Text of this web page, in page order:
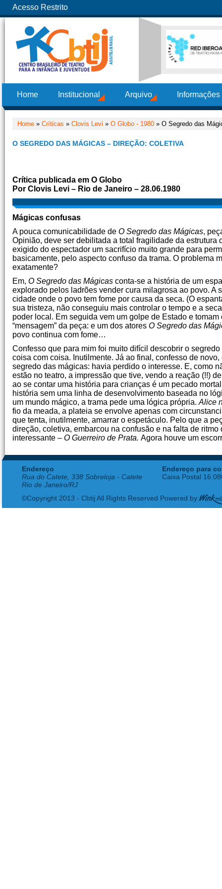
Acesso Restrito
Home Institucional Arquivo
Home » Críticas » Clovis Levi » O Globo - 1980 » O Segredo das
O SEGREDO DAS MÁGICAS – DIREÇÃO: COLETIVA
Crítica publicada em O Globo
Por Clovis Levi – Rio de Janeiro – 28.06.1980
Mágicas confusas
A pouca comunicabilidade de O Segredo das Mágicas,
Opinião, deve ser debilitada a total fragilidade da
exigido do espectador um sacrifício muito grande para
basicamente, pelo aspecto confuso da trama. O problema
exatamente?
Em, O Segredo das Mágicas conta-se a história de um
explorado pelos ladrões vender cura milagrosa ao povo. A
cidade onde o povo tem fome por causa da seca. (O
sua tristeza, não conseguiu mais controlar o tempo e a
poder local. Em seguida vem um golpe de Estado e
“mensagem” da peça: e um dos atores O Segredo das
povo continua com fome…
Confesso que para mim foi muito difícil descobrir o
coisa com coisa. Inutilmente. Já ao final, confesso de
segredo das mágicas: havia perdido o interesse. E, como
estão no teatro, a impressão que tive, vendo a reação (!!)
ao se contar uma história para crianças é um pecado
história sem uma linha de desenvolvimento baseada no
um mundo mágico, a trama pede uma lógica própria. Alice
fio da meada, a plateia se envolve apenas com
que tenta, inutilmente, amarrar o espetáculo. Pelo que a
direção, coletiva, embarcou na confusão e na falta de
interessante – O Guerreiro de Prata. Agora houve um
Endereço
Rua do Catete, 338 Sobreloja - Catete
Rio de Janeiro/RJ
Endereço para
Caixa Postal
©Copyright 2013 - Cbtij All Rights Reserved Powered by: